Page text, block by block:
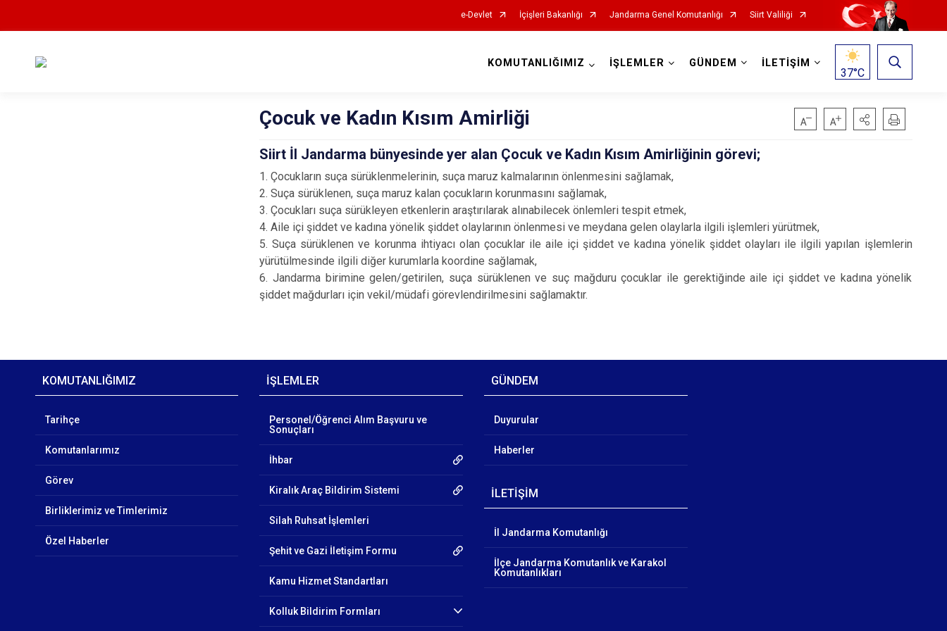
e-Devlet İçişleri Bakanlığı Jandarma Genel Komutanlığı Siirt Valiliği
KOMUTANLIĞIMIZ İŞLEMLER GÜNDEM İLETİŞİM
37°C
Çocuk ve Kadın Kısım Amirliği
Siirt İl Jandarma bünyesinde yer alan Çocuk ve Kadın Kısım Amirliğinin görevi;
1. Çocukların suça sürüklenmelerinin, suça maruz kalmalarının önlenmesini sağlamak,
2. Suça sürüklenen, suça maruz kalan çocukların korunmasını sağlamak,
3. Çocukları suça sürükleyen etkenlerin araştırılarak alınabilecek önlemleri tespit etmek,
4. Aile içi şiddet ve kadına yönelik şiddet olaylarının önlenmesi ve meydana gelen olaylarla ilgili işlemleri yürütmek,
5. Suça sürüklenen ve korunma ihtiyacı olan çocuklar ile aile içi şiddet ve kadına yönelik şiddet olayları ile ilgili yapılan işlemlerin
yürütülmesinde ilgili diğer kurumlarla koordine sağlamak,
6. Jandarma birimine gelen/getirilen, suça sürüklenen ve suç mağduru çocuklar ile gerektiğinde aile içi şiddet ve kadına yönelik
şiddet mağdurları için vekil/müdafi görevlendirilmesini sağlamaktır.
KOMUTANLIĞIMIZ
Tarihçe
Komutanlarımız
Görev
Birliklerimiz ve Timlerimiz
Özel Haberler
İŞLEMLER
Personel/Öğrenci Alım Başvuru ve
Sonuçları
İhbar
Kiralık Araç Bildirim Sistemi
Silah Ruhsat İşlemleri
Şehit ve Gazi İletişim Formu
Kamu Hizmet Standartları
Kolluk Bildirim Formları
GÜNDEM
Duyurular
Haberler
İLETİŞİM
İl Jandarma Komutanlığı
İlçe Jandarma Komutanlık ve Karakol
Komutanlıkları